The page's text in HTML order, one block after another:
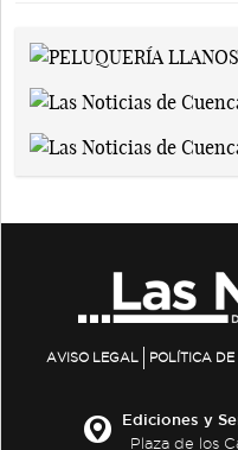
AVISO LEGAL POLÍTICA
Ediciones y
Plaza de los